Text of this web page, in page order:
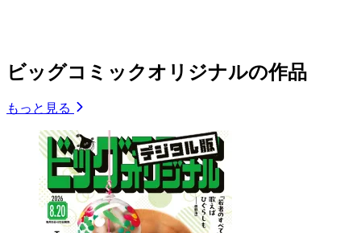
ビッグコミックオリジナルの作品
もっと見る